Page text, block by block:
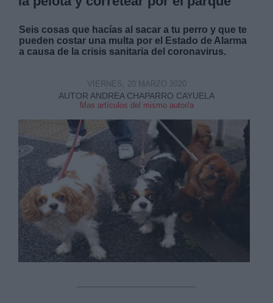
Seis cosas que hacías al sacar a tu perro y que te
pueden costar una multa por el Estado de Alarma
a causa de la crisis sanitaria del coronavirus.
AUTOR ANDREA CHAPARRO CAYUELA
Mas artículos del mismo autor/a
VIERNES, 20 MARZO 2020
Destinatarios:
Derechos:
link
Información adicional
link